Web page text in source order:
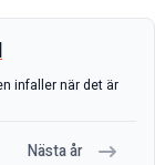
infaller när det är
Nästa år